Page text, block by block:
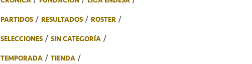
PARTIDOS
RESULTADOS
ROSTER
SELECCIONES
SIN CATEGORÍA
TEMPORADA
TIENDA